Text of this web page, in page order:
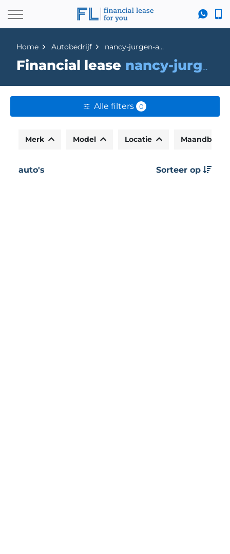
Home Autobedrijf nancy-jurgen-auto
Financial lease nancy-jurgen-auto
Alle filters 0
Merk Model Locatie
auto's Sorteer op